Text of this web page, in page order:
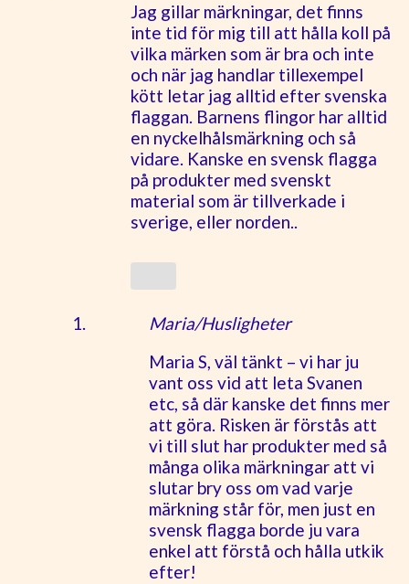
Jag gillar märkningar, det finns
inte tid för mig till att hålla koll på
vilka märken som är bra och inte
och när jag handlar tillexempel
kött letar jag alltid efter svenska
flaggan. Barnens flingor har alltid
en nyckelhålsmärkning och så
vidare. Kanske en svensk flagga
på produkter med svenskt
material som är tillverkade i
sverige, eller norden..
Maria/Husligheter
Maria S, väl tänkt – vi har ju
vant oss vid att leta Svanen
etc, så där kanske det finns mer
att göra. Risken är förstås att
vi till slut har produkter med så
många olika märkningar att vi
slutar bry oss om vad varje
märkning står för, men just en
svensk flagga borde ju vara
enkel att förstå och hålla utkik
efter!